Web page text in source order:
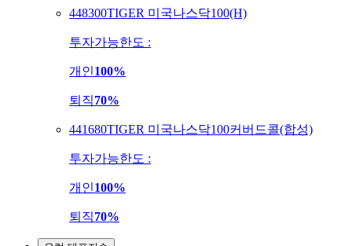
448300TIGER 미국나스닥100(H)
투자가능한도 :
개인100%
퇴직70%
441680TIGER 미국나스닥100커버드콜(합성)
투자가능한도 :
개인100%
퇴직70%